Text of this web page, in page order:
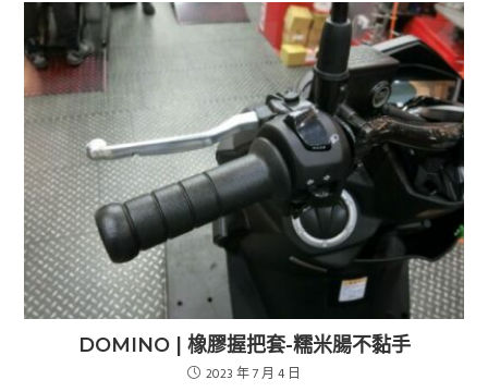
DOMINO | 橡膠握把套-糯米腸不黏手
2023 年 7 月 4 日